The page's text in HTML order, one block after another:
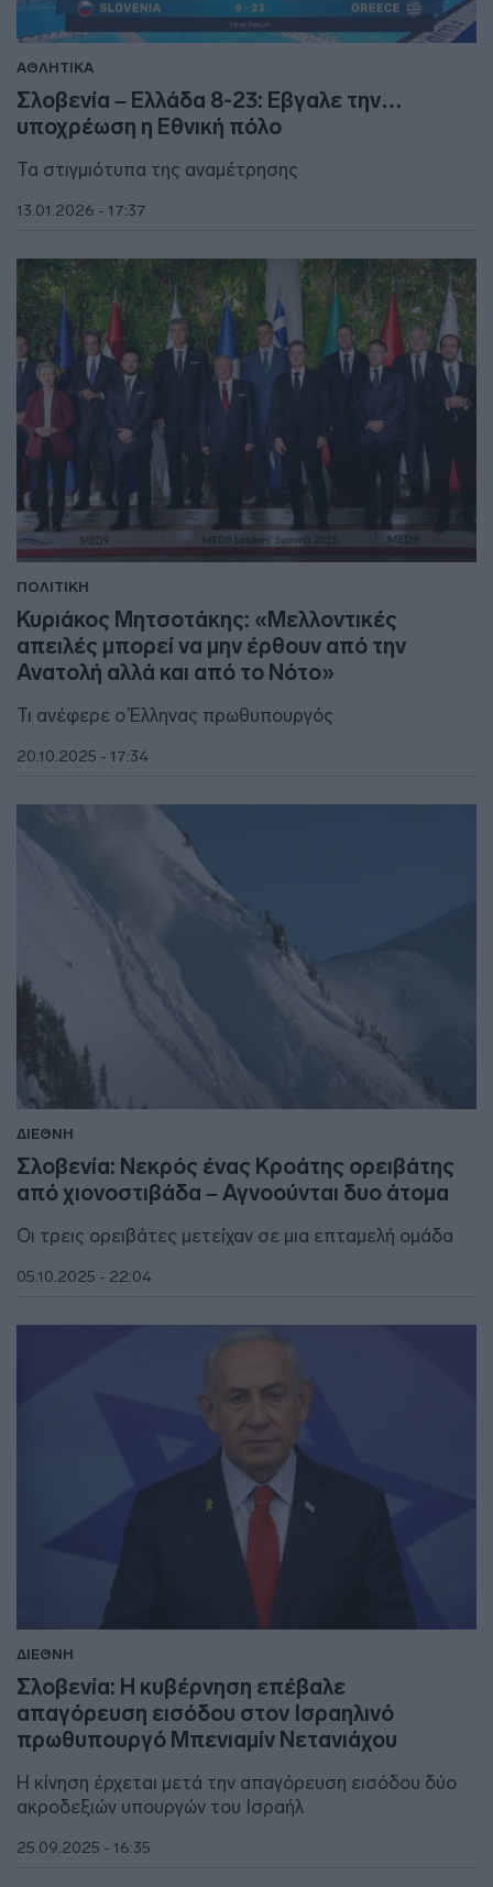
ΑΘΛΗΤΙΚΑ
Σλοβενία – Ελλάδα 8-23: Εβγαλε την…
υποχρέωση η Εθνική πόλο
Τα στιγμιότυπα της αναμέτρησης
13.01.2026 - 17:37
ΠΟΛΙΤΙΚΗ
Κυριάκος Μητσοτάκης: «Mελλοντικές
απειλές μπορεί να μην έρθουν από την
Ανατολή αλλά και από το Νότο»
Τι ανέφερε ο Έλληνας πρωθυπουργός
20.10.2025 - 17:34
ΔΙΕΘΝΗ
Σλοβενία: Νεκρός ένας Κροάτης ορειβάτης
από χιονοστιβάδα – Αγνοούνται δυο άτομα
Οι τρεις ορειβάτες μετείχαν σε μια επταμελή ομάδα
05.10.2025 - 22:04
ΔΙΕΘΝΗ
Σλοβενία: Η κυβέρνηση επέβαλε
απαγόρευση εισόδου στον Ισραηλινό
πρωθυπουργό Μπενιαμίν Νετανιάχου
Η κίνηση έρχεται μετά την απαγόρευση εισόδου δύο
ακροδεξιών υπουργών του Ισραήλ
25.09.2025 - 16:35